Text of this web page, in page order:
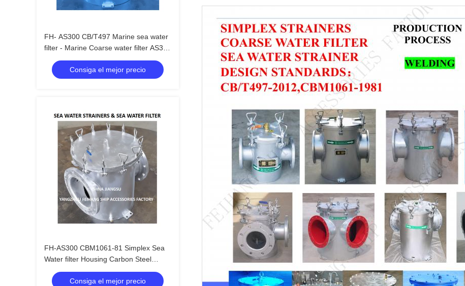
FH- AS300 CB/T497 Marine sea water
filter - Marine Coarse water filter AS300
CB/T497-1994 Body - Hot dip
galvanized Filter cartridge - Stainless
steel
Consiga el mejor precio
FH-AS300 CBM1061-81 Simplex Sea
Water filter Housing Carbon Steel
Galvanized Body, Stainless Steel Filter
Cartridge,Mesh-5mm
Consiga el mejor precio